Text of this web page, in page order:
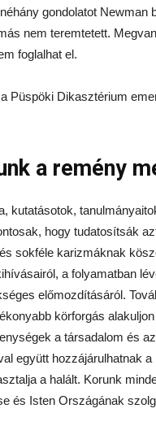
gondolatot Newman
nem teremtetett.
foglalhat el.
a remény
kutatásotok,
hogy tudatosítsák
sokféle karizmáknak
a folyamatban
előmozdításáról.
körforgás
a társadalom és
együtt hozzájárulhatnak
a halált. Korunk
és Isten Országának